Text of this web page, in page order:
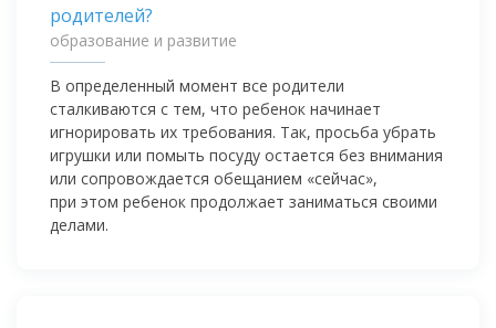
образование и развитие
В определенный момент все родители
сталкиваются с тем, что ребенок начинает
игнорировать их требования. Так, просьба убрать
игрушки или помыть посуду остается без внимания
или сопровождается обещанием «сейчас»,
при этом ребенок продолжает заниматься своими
делами.